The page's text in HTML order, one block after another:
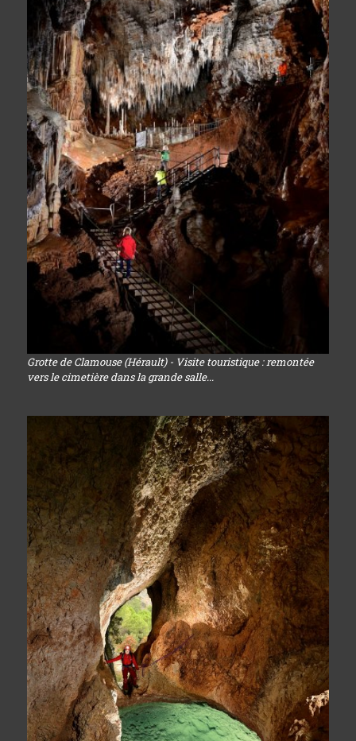
Grotte de Clamouse (Hérault) - Visite touristique : remontée
vers le cimetière dans la grande salle...